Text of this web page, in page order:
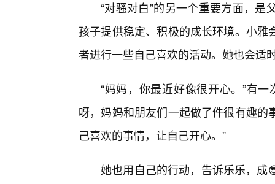
“对骚对白”的另一个重要方面，
孩子提供稳定、积极的成长环境。小
者进行一些自己喜欢的活动。她也会适
“妈妈，你最近好像很开心。”有
呀，妈妈和朋友们一起做了件很有趣
己喜欢的事情，让自己开心。”
她也用自己的行动，告诉乐乐，成